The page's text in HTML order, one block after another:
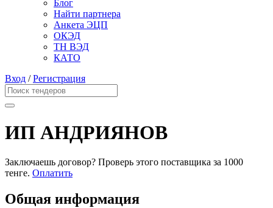
Блог
Найти партнера
Анкета ЭЦП
ОКЭД
ТН ВЭД
КАТО
Вход /Регистрация
ИП АНДРИЯНОВ
Заключаешь договор? Проверь этого поставщика за 1000
тенге. Оплатить
Общая информация